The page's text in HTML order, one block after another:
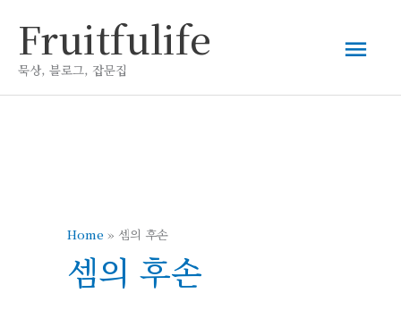
로
Fruitfulife
묵상, 블로그, 잡문집
메
인
Home » 셈의 후손
셈의 후손